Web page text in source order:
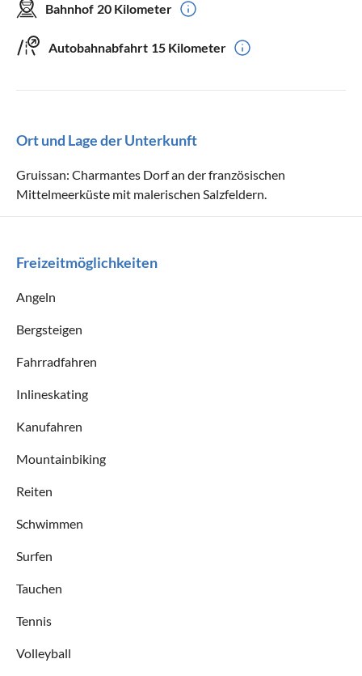
Bahnhof 20 Kilometer
Autobahnabfahrt 15 Kilometer
Ort und Lage der Unterkunft
Gruissan: Charmantes Dorf an der französischen
Mittelmeerküste mit malerischen Salzfeldern.
Freizeitmöglichkeiten
Angeln
Bergsteigen
Fahrradfahren
Inlineskating
Kanufahren
Mountainbiking
Reiten
Schwimmen
Surfen
Tauchen
Tennis
Volleyball